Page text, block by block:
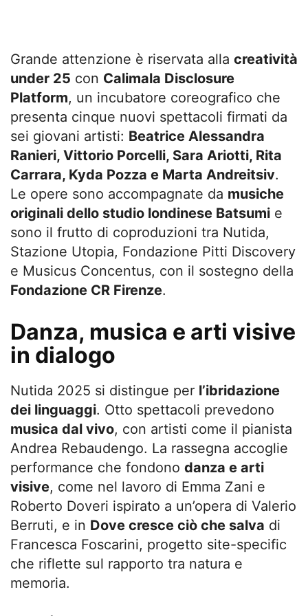
Grande attenzione è riservata alla creatività
under 25 con Calimala Disclosure
Platform, un incubatore coreografico che
presenta cinque nuovi spettacoli firmati da
sei giovani artisti: Beatrice Alessandra
Ranieri, Vittorio Porcelli, Sara Ariotti, Rita
Carrara, Kyda Pozza e Marta Andreitsiv.
Le opere sono accompagnate da musiche
originali dello studio londinese Batsumi e
sono il frutto di coproduzioni tra Nutida,
Stazione Utopia, Fondazione Pitti Discovery
e Musicus Concentus, con il sostegno della
Fondazione CR Firenze.
Danza, musica e arti visive
in dialogo
Nutida 2025 si distingue per l’ibridazione
dei linguaggi. Otto spettacoli prevedono
musica dal vivo, con artisti come il pianista
Andrea Rebaudengo. La rassegna accoglie
performance che fondono danza e arti
visive, come nel lavoro di Emma Zani e
Roberto Doveri ispirato a un’opera di Valerio
Berruti, e in Dove cresce ciò che salva di
Francesca Foscarini, progetto site-specific
che riflette sul rapporto tra natura e
memoria.